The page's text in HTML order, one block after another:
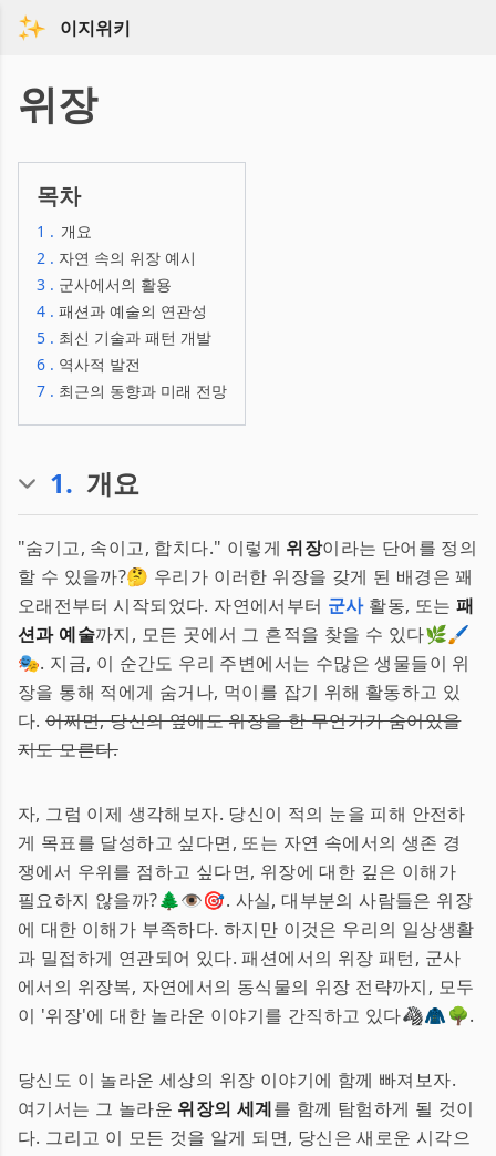
이지위키
위장
목차
1 . 개요
2 . 자연 속의 위장 예시
3 . 군사에서의 활용
4 . 패션과 예술의 연관성
5 . 최신 기술과 패턴 개발
6 . 역사적 발전
7 . 최근의 동향과 미래 전망
1. 개요
"숨기고, 속이고, 합치다." 이렇게 위장이라는 단어를 정의
할 수 있을까?🤔 우리가 이러한 위장을 갖게 된 배경은 꽤
오래전부터 시작되었다. 자연에서부터 군사활동, 또는패
션과 예술까지, 모든 곳에서 그 흔적을 찾을 수 있다🌿🖌
🎭. 지금, 이 순간도 우리 주변에서는 수많은 생물들이 위
장을 통해 적에게 숨거나, 먹이를 잡기 위해 활동하고 있
다.어쩌면, 당신의 옆에도 위장을 한 무언가가 숨어있을
지도 모른다.
자, 그럼 이제 생각해보자. 당신이 적의 눈을 피해 안전하
게 목표를 달성하고 싶다면, 또는 자연 속에서의 생존 경
쟁에서 우위를 점하고 싶다면, 위장에 대한 깊은 이해가
필요하지 않을까?🌲👁🎯. 사실, 대부분의 사람들은 위장
에 대한 이해가 부족하다. 하지만 이것은 우리의 일상생활
과 밀접하게 연관되어 있다. 패션에서의 위장 패턴, 군사
에서의 위장복, 자연에서의 동식물의 위장 전략까지, 모두
이 '위장'에 대한 놀라운 이야기를 간직하고 있다🦓🧥🌳.
당신도 이 놀라운 세상의 위장 이야기에 함께 빠져보자.
여기서는 그 놀라운 위장의 세계를 함께 탐험하게 될 것이
다. 그리고 이 모든 것을 알게 되면, 당신은 새로운 시각으